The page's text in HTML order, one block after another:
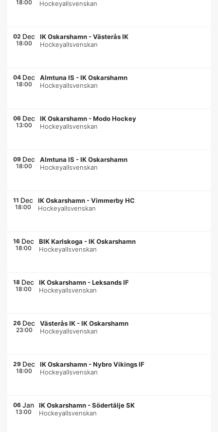
18:00 Hockeyallsvenskan
02 Dec
18:00
IK Oskarshamn -Västerås IK
Hockeyallsvenskan
04 Dec
18:00
Almtuna IS -IK Oskarshamn
Hockeyallsvenskan
06 Dec
13:00
IK Oskarshamn -Modo Hockey
Hockeyallsvenskan
09 Dec
18:00
Almtuna IS -IK Oskarshamn
Hockeyallsvenskan
11 Dec
18:00
IK Oskarshamn -Vimmerby HC
Hockeyallsvenskan
16 Dec
18:00
BIK Karlskoga -IK Oskarshamn
Hockeyallsvenskan
18 Dec
18:00
IK Oskarshamn -Leksands IF
Hockeyallsvenskan
26 Dec
23:00
Västerås IK -IK Oskarshamn
Hockeyallsvenskan
29 Dec
18:00
IK Oskarshamn -Nybro Vikings IF
Hockeyallsvenskan
06 Jan
13:00
IK Oskarshamn -Södertälje SK
Hockeyallsvenskan